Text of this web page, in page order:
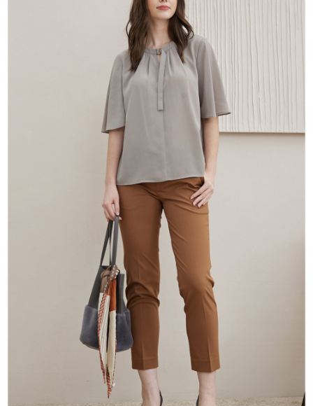
※ 交易是否成功請以「AFTEE先享後付 」之結帳頁面顯示為準，若有關於
是否繳費成功／繳費後需取消欲退款等相關疑問，請聯繫「AFTEE先享後付
https://netprotections.freshdesk.com/support/home
１．透過由恩沛科技股份有限公司提供之「AFTEE先享後付」服務完成之交
易，需依本服務之必要範圍內提供個人資料，並將交易相關給付款項請求債
權轉讓予恩沛科技股份有限公司。
２．關於個人資料處理事宜，請瀏覽以下網址：
https://aftee.tw/terms/#terms3
３．未成年的使用者請事先徵得法定代理人或監護人之同意方可使用
「AFTEE先享後付」，若未經同意申辦者引起之損失，本公司不負相關責
４．使用「AFTEE先享後付」時，將依據個別帳號之用戶狀況，依本公司即
時審查核予不同之上限額度；若仍有額度不足之情形，本公司將視審查結果
請求用戶進行身份認證。
５．嚴禁一人註冊多個帳號或使用他人資訊註冊。若發現惡意使用之情形，
恩沛科技股份有限公司將有權停止該用戶之使用額度並採取法律行動。
付款後7-11取貨---滿2000元免運
每筆NT$60，滿NT$2,000(含以上)免運費
每筆NT$120，滿NT$2,000(含以上)免運費